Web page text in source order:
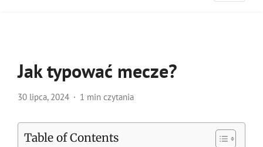
Jak typować mecze?
30 lipca, 2024 1 min czytania
Table of Contents